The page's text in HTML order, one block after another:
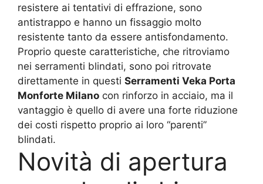
resistere ai tentativi di effrazione, sono
antistrappo e hanno un fissaggio molto
resistente tanto da essere antisfondamento.
Proprio queste caratteristiche, che ritroviamo
nei serramenti blindati, sono poi ritrovate
direttamente in questi Serramenti Veka Porta
Monforte Milano con rinforzo in acciaio, ma il
vantaggio è quello di avere una forte riduzione
dei costi rispetto proprio ai loro “parenti”
blindati.
Novità di apertura